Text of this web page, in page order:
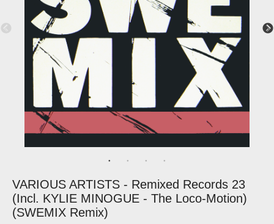
VARIOUS ARTISTS - Remixed Records 23
(Incl. KYLIE MINOGUE - The Loco-Motion)
(SWEMIX Remix)